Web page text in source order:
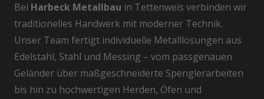
Bei Harbeck Metallbau in Tettenweis verbinden wir
traditionelles Handwerk mit moderner Technik.
Unser Team fertigt individuelle Metalllösungen aus
Edelstahl, Stahl und Messing – vom passgenauen
Geländer über maßgeschneiderte Spenglerarbeiten
bis hin zu hochwertigen Herden, Öfen und